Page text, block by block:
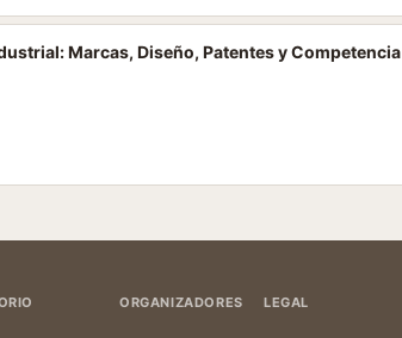
Marcas, Diseño, Patentes y Competencia
ORGANIZADORES LEGAL